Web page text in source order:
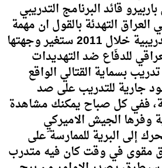
قائد البرنامج التدريبي
التهدئة بالقول ان مهمة
الجيش الاميركي التدريبية خلال 2011 ستغير وجهتها
للدفَاع ضد التهديدات
بسماية القتالي الواقع
جارية للتدريب على صد
ففي كل صباح يمكنك مشاهدة
وفرها الجيش الاميركيِ
إلى البرية للممارسة على
في وقت كان فيه متدرب